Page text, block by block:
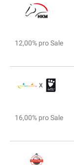
12,00% pro Sale
16,00% pro Sale